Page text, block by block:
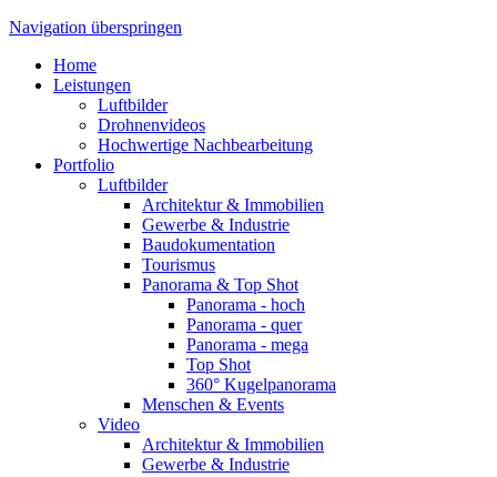
Navigation überspringen
Home
Leistungen
Luftbilder
Drohnenvideos
Hochwertige Nachbearbeitung
Portfolio
Luftbilder
Architektur & Immobilien
Gewerbe & Industrie
Baudokumentation
Tourismus
Panorama & Top Shot
Panorama - hoch
Panorama - quer
Panorama - mega
Top Shot
360° Kugelpanorama
Menschen & Events
Video
Architektur & Immobilien
Gewerbe & Industrie